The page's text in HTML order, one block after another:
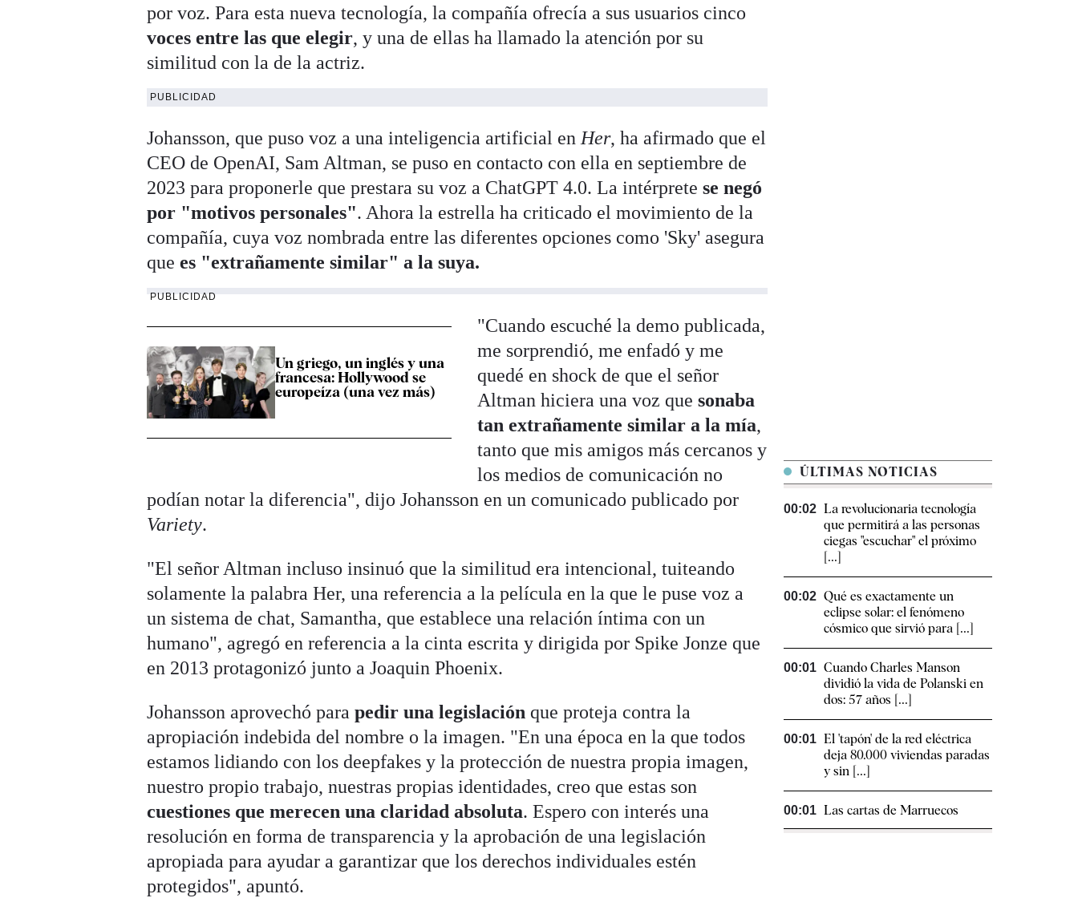
por voz. Para esta nueva tecnología, la compañía ofrecía a sus usuarios cinco
voces entre las que elegir, y una de ellas ha llamado la atención por su
similitud con la de la actriz.
PUBLICIDAD
Johansson, que puso voz a una inteligencia artificial en Her, ha afirmado que el
CEO de OpenAI, Sam Altman, se puso en contacto con ella en septiembre de
2023 para proponerle que prestara su voz a ChatGPT 4.0. La intérprete se negó
por "motivos personales". Ahora la estrella ha criticado el movimiento de la
compañía, cuya voz nombrada entre las diferentes opciones como 'Sky' asegura
quees "extrañamente similar" a la suya.
PUBLICIDAD
Un griego, un inglés y una
francesa: Hollywood se
europeíza (una vez más)
"Cuando escuché la demo publicada,
me sorprendió, me enfadó y me
quedé en shock de que el señor
Altman hiciera una voz quesonaba
tan extrañamente similar a la mía,
tanto que mis amigos más cercanos y
los medios de comunicación no
podían notar la diferencia", dijo Johansson en un comunicado publicado por
Variety.
"El señor Altman incluso insinuó que la similitud era intencional, tuiteando
solamente la palabra Her, una referencia a la película en la que le puse voz a
un sistema de chat, Samantha, que establece una relación íntima con un
humano", agregó en referencia a la cinta escrita y dirigida por Spike Jonze que
en 2013 protagonizó junto a Joaquin Phoenix.
Johansson aprovechó parapedir una legislación que proteja contra la
apropiación indebida del nombre o la imagen. "En una época en la que todos
estamos lidiando con los deepfakes y la protección de nuestra propia imagen,
nuestro propio trabajo, nuestras propias identidades, creo que estas son
cuestiones que merecen una claridad absoluta. Espero con interés una
resolución en forma de transparencia y la aprobación de una legislación
apropiada para ayudar a garantizar que los derechos individuales estén
protegidos", apuntó.
ÚLTIMAS NOTICIAS
00:02 La revolucionaria tecnología
que permitirá a las personas
ciegas "escuchar" el próximo
[...]
00:02 Qué es exactamente un
eclipse solar: el fenómeno
cósmico que sirvió para [...]
00:01 Cuando Charles Manson
dividió la vida de Polanski en
dos: 57 años [...]
00:01 El 'tapón' de la red eléctrica
deja 80.000 viviendas paradas
y sin [...]
00:01 Las cartas de Marruecos